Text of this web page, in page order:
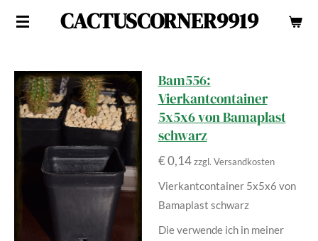
Zum
CACTUSCORNER9919
Bam556:
Vierkantcontainer
5x5x6 von Bamaplast
schwarz
€ 0,14 zzgl. Versandkosten
Vierkantcontainer 5x5x6 von
Bamaplast schwarz
Die verwende ich in meiner